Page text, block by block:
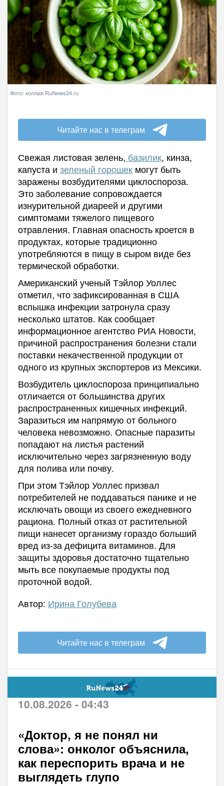
Фото: коллаж RuNews24.ru
Читайте нас в телеграм
Свежая листовая зелень, базилик, кинза,
капуста и зеленый горошекмогут быть
заражены возбудителями циклоспороза.
Это заболевание сопровождается
изнурительной диареей и другими
симптомами тяжелого пищевого
отравления. Главная опасность кроется в
продуктах, которые традиционно
употребляются в пищу в сыром виде без
термической обработки.
Американский ученый Тэйлор Уоллес
отметил, что зафиксированная в США
вспышка инфекции затронула сразу
несколько штатов. Как сообщает
информационное агентство РИА Новости,
причиной распространения болезни стали
поставки некачественной продукции от
одного из крупных экспортеров из Мексики.
Возбудитель циклоспороза принципиально
отличается от большинства других
распространенных кишечных инфекций.
Заразиться им напрямую от больного
человека невозможно. Опасные паразиты
попадают на листья растений
исключительно через загрязненную воду
для полива или почву.
При этом Тэйлор Уоллес призвал
потребителей не поддаваться панике и не
исключать овощи из своего ежедневного
рациона. Полный отказ от растительной
пищи нанесет организму гораздо больший
вред из-за дефицита витаминов. Для
защиты здоровья достаточно тщательно
мыть все покупаемые продукты под
проточной водой.
Автор: Ирина Голубева
Читайте нас в телеграм
10.08.2026 - 04:43
«Доктор, я не понял ни
слова»: онколог объяснила,
как переспорить врача и не
выглядеть глупо